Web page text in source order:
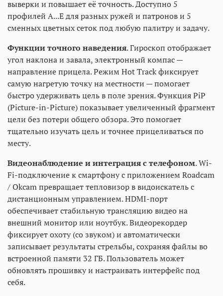
выверки и повышает её точность. Доступно 5
профилей A...E для разных ружей и патронов и 5
сменных цветных сеток под любую палитру и задачу.
Функции точного наведения. Гироскоп отображает
угол наклона и завала, электронный компас —
направление прицела. Режим Hot Track фиксирует
самую нагретую точку на местности — помогает
быстро удерживать цель в поле зрения. Функция PiP
(Picture-in-Picture) показывает увеличенный фрагмент
цели без потери общего обзора. Это помогает
тщательно изучать цель и точнее прицеливаться по
месту.
Видеонаблюдение и интеграция с телефоном. Wi-
Fi-подключение к смартфону с приложением Roadcam
/ Okcam превращает тепловизор в видоискатель с
дистанционным управлением. HDMI-порт
обеспечивает стабильную трансляцию видео на
внешний монитор или ноутбук. Видеорекордер
фиксирует охоту (со звуком) и автоматически
записывает результаты стрельбы, сохраняя файлы во
встроенной памяти 32 ГБ. Пользователь может
обновлять прошивку и настраивать интерфейс под
себя.